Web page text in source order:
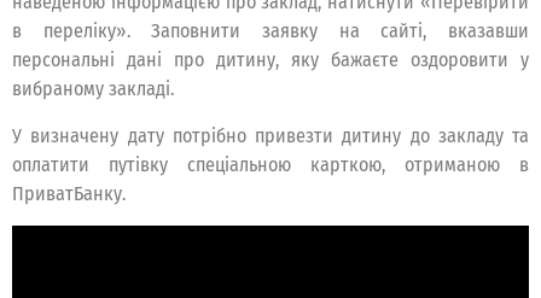
в переліку». Заповнити заявку на сайті, вказавши
персональні дані про дитину, яку бажаєте оздоровити у
вибраному закладі.
У визначену дату потрібно привезти дитину до закладу та
оплатити путівку спеціальною карткою, отриманою в
ПриватБанку.